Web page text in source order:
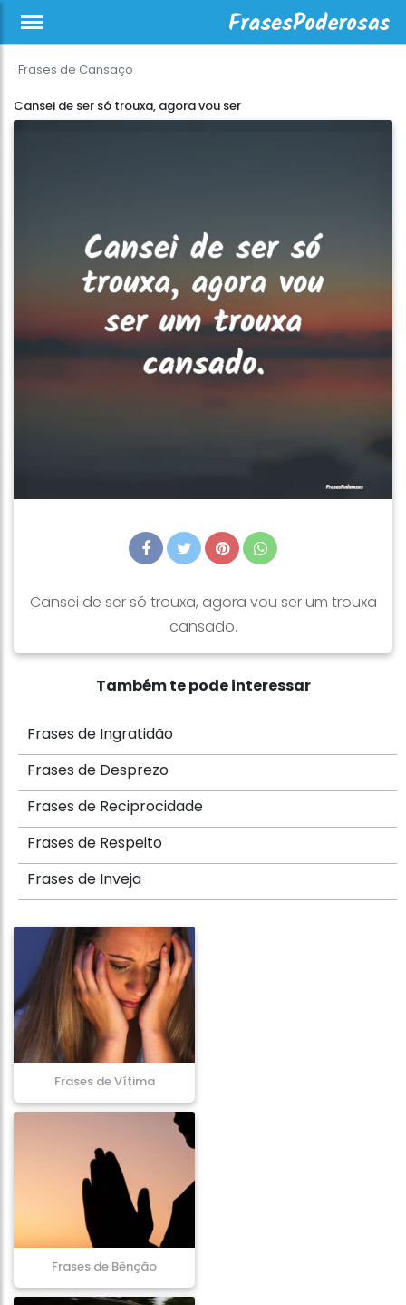
Frases de Cansaço
Cansei de ser só trouxa, agora vou ser
Cansei de ser só trouxa, agora vou ser um trouxa
cansado.
Também te pode interessar
Frases de Ingratidão
Frases de Desprezo
Frases de Reciprocidade
Frases de Respeito
Frases de Inveja
Frases de Vítima
Frases de Bênção